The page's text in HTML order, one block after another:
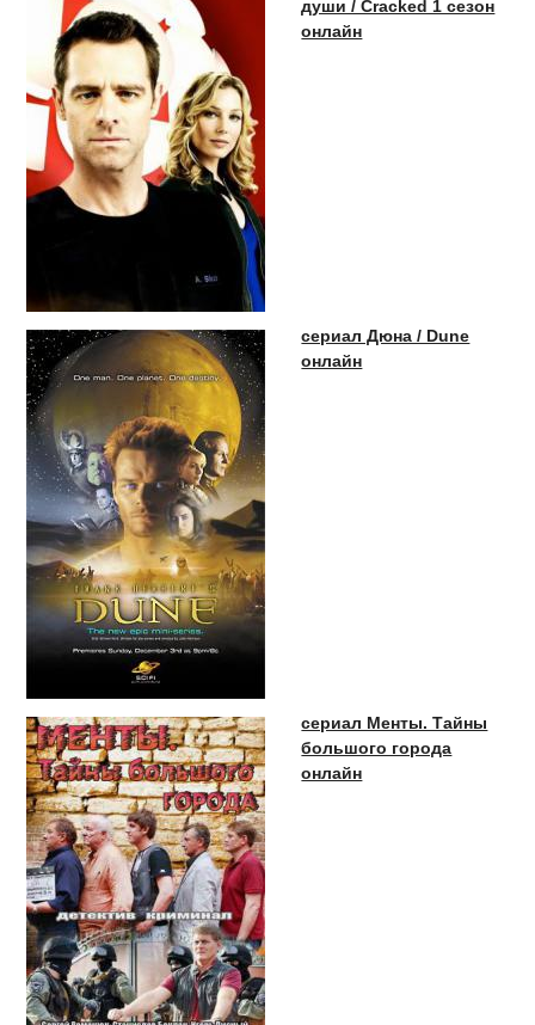
души / Cracked 1 сезон
онлайн
сериал Дюна / Dune
онлайн
сериал Менты. Тайны
большого города
онлайн